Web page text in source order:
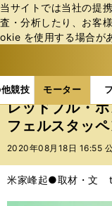
当サイトでは当社の提
査・分析したり、お客
okie を使⽤する場合が
競技 モーター
b
ス
ポ
ル
バ
モーターの記
レッドブル・
フェルスタッ
2020年08月18日 16:55
米家峰起●取材・文